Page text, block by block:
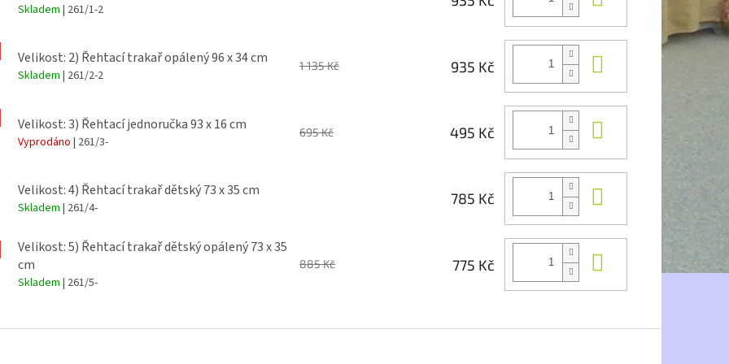
Skladem | 261/1-2
Velikost: 2) Řehtací trakař opálený 96 x 34 cm
Skladem | 261/2-2
1 135 Kč 935 Kč Do košíku
Velikost: 3) Řehtací jednoručka 93 x 16 cm
Vyprodáno | 261/3-
695 Kč 495 Kč Do košíku
Velikost: 4) Řehtací trakař dětský 73 x 35 cm
Skladem | 261/4-
785 Kč Do košíku
Velikost: 5) Řehtací trakař dětský opálený 73 x 35
cm
Skladem | 261/5-
885 Kč 775 Kč Do košíku